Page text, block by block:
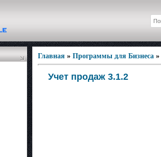
Главная » Программы для Бизнеса »
Учет продаж 3.1.2